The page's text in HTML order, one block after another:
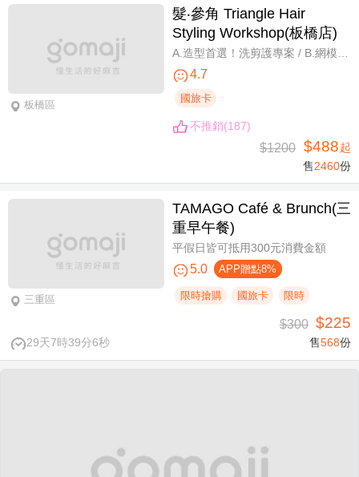
板橋區
髮‧參角 Triangle Hair
Styling Workshop(板橋店)
4.7
國旅卡
不推銷(187)
$1200 $488起
售2460份
三重區
TAMAGO Café & Brunch(三
重早午餐)
平假日皆可抵用300元消費金額
5.0 APP贈點8%
限時搶購 國旅卡 限時
29天7時39分6秒
$300 $225
售568份